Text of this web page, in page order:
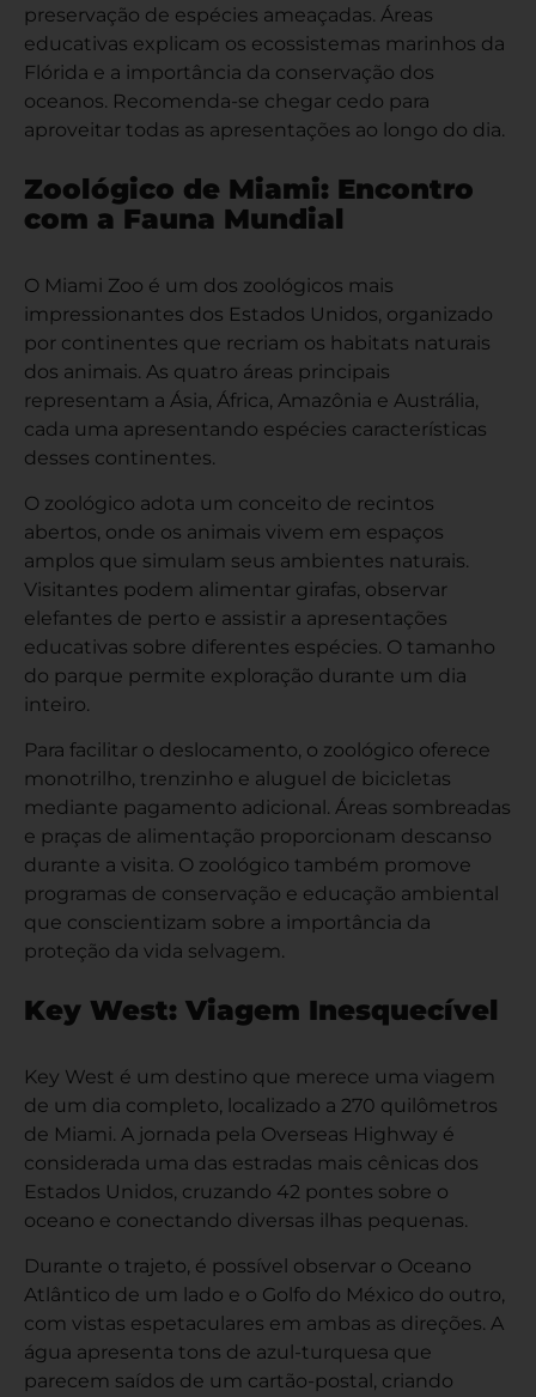
preservação de espécies ameaçadas. Áreas
educativas explicam os ecossistemas marinhos da
Flórida e a importância da conservação dos
oceanos. Recomenda-se chegar cedo para
aproveitar todas as apresentações ao longo do dia.
Zoológico de Miami: Encontro
com a Fauna Mundial
O Miami Zoo é um dos zoológicos mais
impressionantes dos Estados Unidos, organizado
por continentes que recriam os habitats naturais
dos animais. As quatro áreas principais
representam a Ásia, África, Amazônia e Austrália,
cada uma apresentando espécies características
desses continentes.
O zoológico adota um conceito de recintos
abertos, onde os animais vivem em espaços
amplos que simulam seus ambientes naturais.
Visitantes podem alimentar girafas, observar
elefantes de perto e assistir a apresentações
educativas sobre diferentes espécies. O tamanho
do parque permite exploração durante um dia
inteiro.
Para facilitar o deslocamento, o zoológico oferece
monotrilho, trenzinho e aluguel de bicicletas
mediante pagamento adicional. Áreas sombreadas
e praças de alimentação proporcionam descanso
durante a visita. O zoológico também promove
programas de conservação e educação ambiental
que conscientizam sobre a importância da
proteção da vida selvagem.
Key West: Viagem Inesquecível
Key West é um destino que merece uma viagem
de um dia completo, localizado a 270 quilômetros
de Miami. A jornada pela Overseas Highway é
considerada uma das estradas mais cênicas dos
Estados Unidos, cruzando 42 pontes sobre o
oceano e conectando diversas ilhas pequenas.
Durante o trajeto, é possível observar o Oceano
Atlântico de um lado e o Golfo do México do outro,
com vistas espetaculares em ambas as direções. A
água apresenta tons de azul-turquesa que
parecem saídos de um cartão-postal, criando